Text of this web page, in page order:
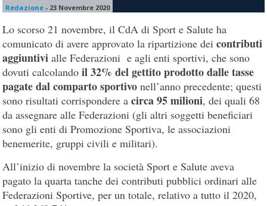
Redazione - 23 Novembre 2020
Lo scorso 21 novembre, il CdA di Sport e Salute ha
comunicato di avere approvato la ripartizione deicontributi
aggiuntivi alle Federazioni e agli enti sportivi, che sono
dovuti calcolandoil 32% del gettito prodotto dalle tasse
pagate dal comparto sportivo nell’anno precedente; questi
sono risultati corrispondere acirca 95 milioni, dei quali 68
da assegnare alle Federazioni (gli altri soggetti beneficiari
sono gli enti di Promozione Sportiva, le associazioni
benemerite, gruppi civili e militari).
All’inizio di novembre la società Sport e Salute aveva
pagato la quarta tanche dei contributi pubblici ordinari alle
Federazioni Sportive, per un totale, relativo a tutto il 2020,